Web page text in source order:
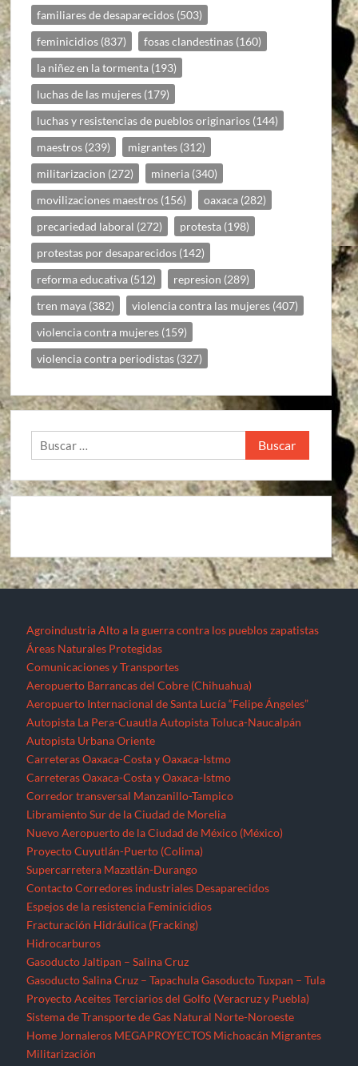
familiares de desaparecidos (503)
feminicidios (837) fosas clandestinas (160)
la niñez en la tormenta (193)
luchas de las mujeres (179)
luchas y resistencias de pueblos originarios (144)
maestros (239) migrantes (312)
militarizacion (272) mineria (340)
movilizaciones maestros (156) oaxaca (282)
precariedad laboral (272) protesta (198)
protestas por desaparecidos (142)
reforma educativa (512) represion (289)
tren maya (382) violencia contra las mujeres (407)
violencia contra mujeres (159)
violencia contra periodistas (327)
Buscar:
Agroindustria Alto a la guerra contra los pueblos zapatistas
Áreas Naturales Protegidas
Comunicaciones y Transportes
Aeropuerto Barrancas del Cobre (Chihuahua)
Aeropuerto Internacional de Santa Lucía “Felipe Ángeles”
Autopista La Pera-Cuautla Autopista Toluca-Naucalpán
Autopista Urbana Oriente
Carreteras Oaxaca-Costa y Oaxaca-Istmo
Carreteras Oaxaca-Costa y Oaxaca-Istmo
Corredor transversal Manzanillo-Tampico
Libramiento Sur de la Ciudad de Morelia
Nuevo Aeropuerto de la Ciudad de México (México)
Proyecto Cuyutlán-Puerto (Colima)
Supercarretera Mazatlán-Durango
Contacto Corredores industriales Desaparecidos
Espejos de la resistencia Feminicidios
Fracturación Hidráulica (Fracking)
Hidrocarburos
Gasoducto Jaltipan – Salina Cruz
Gasoducto Salina Cruz – Tapachula Gasoducto Tuxpan – Tula
Proyecto Aceites Terciarios del Golfo (Veracruz y Puebla)
Sistema de Transporte de Gas Natural Norte-Noroeste
Home Jornaleros MEGAPROYECTOS Michoacán Migrantes
Militarización